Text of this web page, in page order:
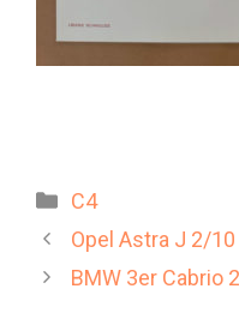
Kategorien
C4
Opel Astra J 2/10
BMW 3er Cabrio